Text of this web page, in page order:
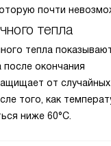
почти
образом. В некоторых
тепла
тепла
окончания
от
того, как
ниже 60°С.